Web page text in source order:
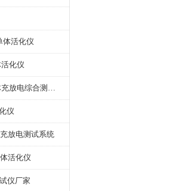
体活化仪
化仪
HDGC3932蓄电池单体充放电综合测试仪
仪
放电测试系统
活化仪
仪厂家